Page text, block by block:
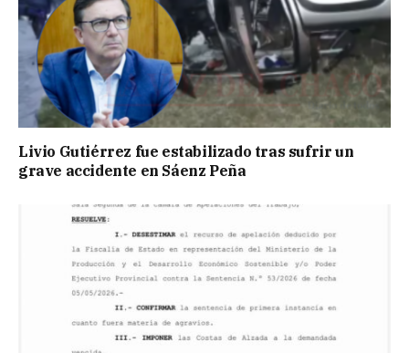
Livio Gutiérrez fue estabilizado tras sufrir un
grave accidente en Sáenz Peña